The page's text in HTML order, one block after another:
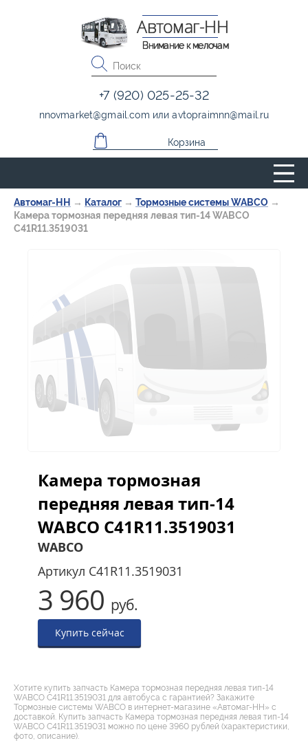
Автомаг-НН → Каталог → Тормозные системы WABCO →
Камера тормозная передняя левая тип-14 WABCO
С41R11.3519031
Камера тормозная
передняя левая тип-14
WABCO С41R11.3519031
WABCO
Артикул С41R11.3519031
3 960 руб.
Купить сейчас
Хотите купить запчасть Камера тормозная передняя левая тип-14
WABCO С41R11.3519031 для автобуса с гарантией? Закажите
Тормозные системы WABCO в интернет-магазине «Автомаг-НН» с
доставкой. Купить запчасть Камера тормозная передняя левая тип-14
WABCO С41R11.3519031 можно по цене 3960 рублей (характеристики,
фото, описание).
Автомаг-НН
Внимание к мелочам
+7 (920) 025-25-32
nnovmarket@gmail.com илиavtopraimnn@mail.ru
Корзина